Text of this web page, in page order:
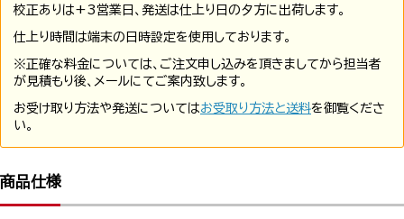
校正ありは+3営業日、発送は仕上り日の夕方に出荷します。
仕上り時間は端末の日時設定を使用しております。
※正確な料金については、ご注文申し込みを頂きましてから担当者
が見積もり後、メールにてご案内致します。
お受け取り方法や発送についてはお受取り方法と送料を御覧くださ
い。
商品仕様